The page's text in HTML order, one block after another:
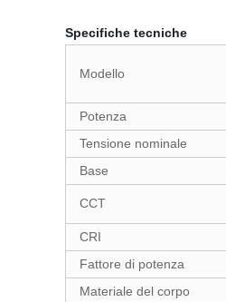
Specifiche tecniche
Modello
Potenza
Tensione nominale
Base
CCT
CRI
Fattore di potenza
Materiale del corpo